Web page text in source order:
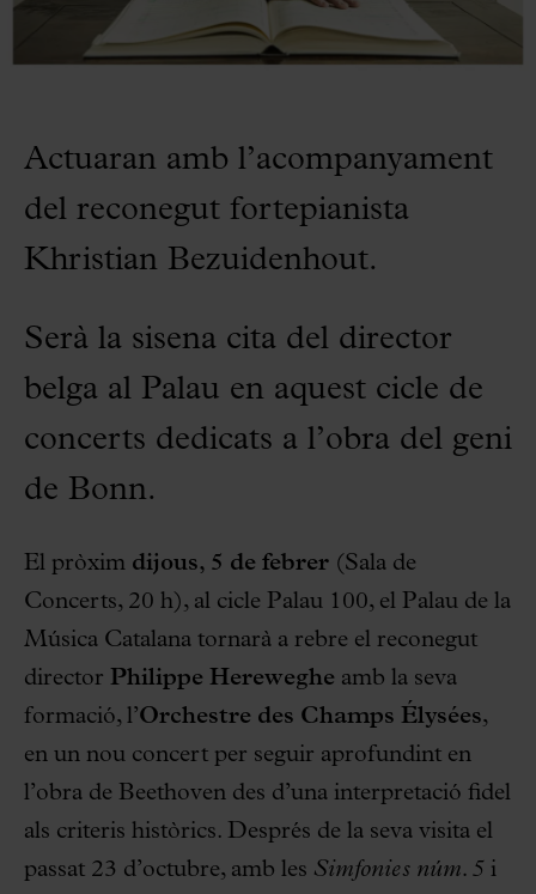
Actuaran amb l’acompanyament
del reconegut fortepianista
Khristian Bezuidenhout.
Serà la sisena cita del director
belga al Palau en aquest cicle de
concerts dedicats a l’obra del geni
de Bonn.
El pròxim dijous, 5 de febrer (Sala de
Concerts, 20 h), al cicle Palau 100, el Palau de la
Música Catalana tornarà a rebre el reconegut
director Philippe Hereweghe amb la seva
formació, l’Orchestre des Champs Élysées,
en un nou concert per seguir aprofundint en
l’obra de Beethoven des d’una interpretació fidel
als criteris històrics. Després de la seva visita el
passat 23 d’octubre, amb les Simfonies núm. 5 i